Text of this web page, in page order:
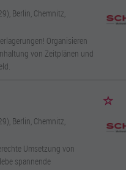
Berlin, Chemnitz,
Organisieren
von Zeitplänen und
Berlin, Chemnitz,
Umsetzung von
spannende